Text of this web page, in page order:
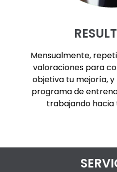
Mensualmente,
valoraciones para
objetiva tu mejoría,
programa de
trabajando hacia